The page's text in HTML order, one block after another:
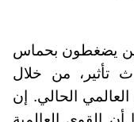
يضغطون بحماس
تأثير، من خلال
الحالي. إن